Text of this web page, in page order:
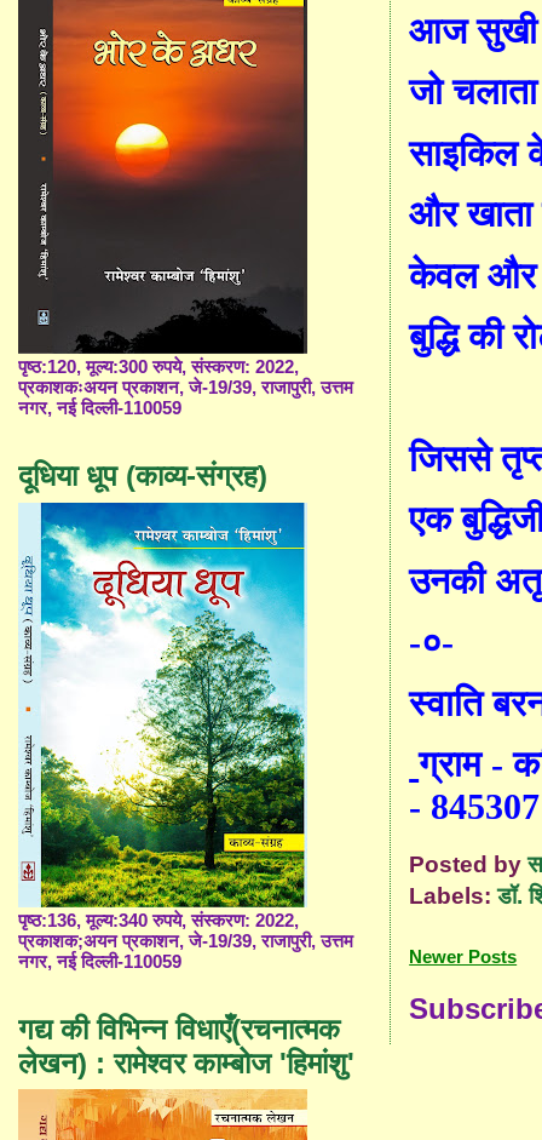
आज सुखी
जो
साइकिल
और खाता
केवल
बुद्धि की
जिससे
एक
उनकी
-०-
स्वाति
ग्राम -
- 845307
Posted by
Labels:डॉ.
Newer Posts
पृष्ठ:120, मूल्य:300 रुपये, संस्करण: 2022,
प्रकाशकःअयन प्रकाशन, जे-19/39, राजापुरी, उत्तम
नगर, नई दिल्ली-110059
दूधिया धूप (काव्य-संग्रह)
पृष्ठ:136, मूल्य:340 रुपये, संस्करण: 2022,
प्रकाशक;अयन प्रकाशन, जे-19/39, राजापुरी, उत्तम
नगर, नई दिल्ली-110059
गद्य की विभिन्न विधाएँ(रचनात्मक
लेखन) : रामेश्वर काम्बोज 'हिमांशु'